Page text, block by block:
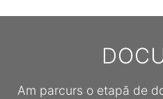
Am parcurs o etapă de